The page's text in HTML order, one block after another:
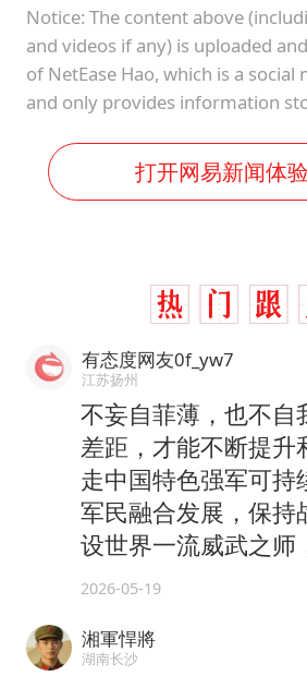
Notice: The content above
and videos if any) is uploaded
of NetEase Hao, which is a
and only provides information
打开网易新闻体
有态度网友0f_yw7
江苏扬州
不妄自菲薄，也不自
差距，才能不断提升
走中国特色强军可持
军民融合发展，保持
设世界一流威武之师
2026-05-19
湘軍悍將
湖南长沙